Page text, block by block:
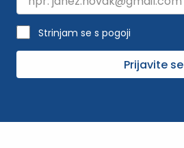
Strinjam se s pogoji
Prijavite se